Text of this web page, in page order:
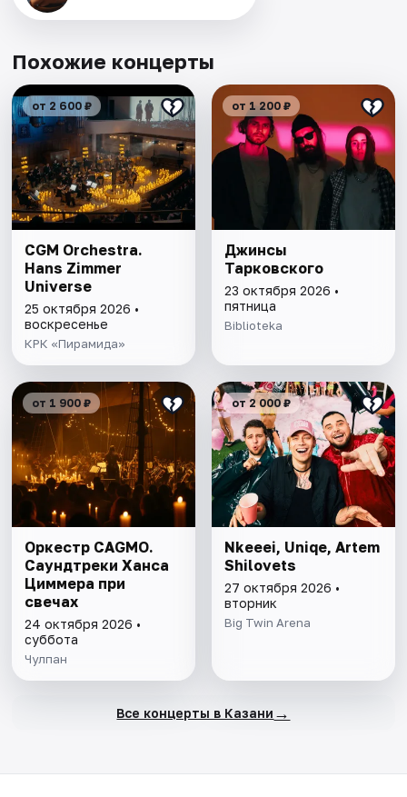
Похожие концерты
от 2 600 ₽
CGM Orchestra.
Hans Zimmer
Universe
25 октября 2026 •
воскресенье
КРК «Пирамида»
от 1 200 ₽
Джинсы
Тарковского
23 октября 2026 •
пятница
Biblioteka
от 1 900 ₽
Оркестр CAGMO.
Саундтреки Ханса
Циммера при
свечах
24 октября 2026 •
суббота
Чулпан
от 2 000 ₽
Nkeeei, Uniqe, Artem
Shilovets
27 октября 2026 •
вторник
Big Twin Arena
Все концерты в Казани →